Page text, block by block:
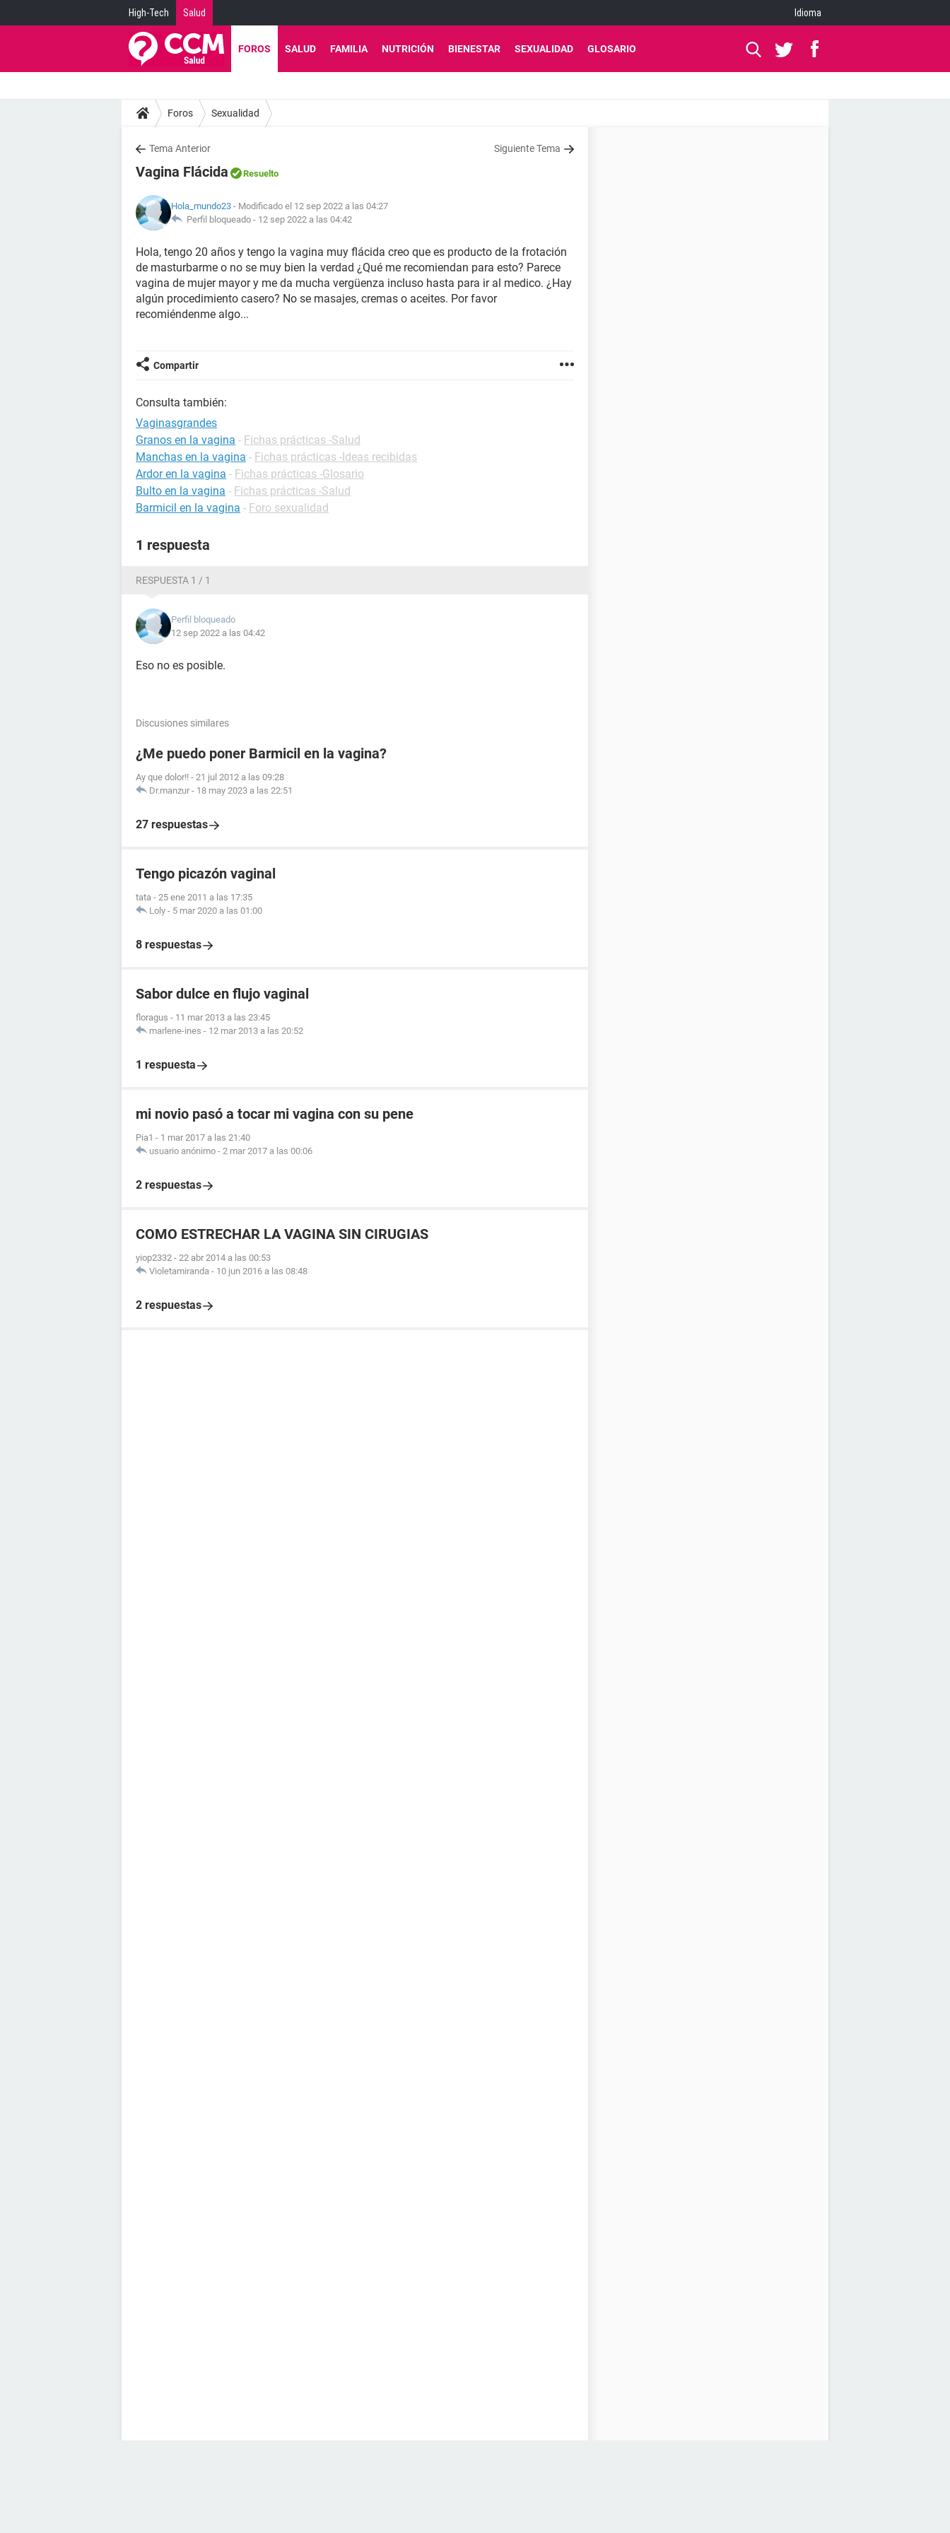
High-Tech Salud Idioma
FOROS SALUD FAMILIA NUTRICIÓN BIENESTAR SEXUALIDAD GLOSARIO
Foros Sexualidad
Tema Anterior Siguiente Tema
Vagina Flácida Resuelto
Hola_mundo23 - Modificado el 12 sep 2022 a las 04:27
Perfil bloqueado - 12 sep 2022 a las 04:42
Hola, tengo 20 años y tengo la vagina muy flácida creo que es producto de la frotación
de masturbarme o no se muy bien la verdad ¿Qué me recomiendan para esto? Parece
vagina de mujer mayor y me da mucha vergüenza incluso hasta para ir al medico. ¿Hay
algún procedimiento casero? No se masajes, cremas o aceites. Por favor
recomiéndenme algo...
Compartir
Consulta también:
Vaginasgrandes
Granos en la vagina - Fichas prácticas -Salud
Manchas en la vagina - Fichas prácticas -Ideas recibidas
Ardor en la vagina - Fichas prácticas -Glosario
Bulto en la vagina - Fichas prácticas -Salud
Barmicil en la vagina - Foro sexualidad
1 respuesta
RESPUESTA 1 / 1
Perfil bloqueado
12 sep 2022 a las 04:42
Eso no es posible.
Discusiones similares
¿Me puedo poner Barmicil en la vagina?
Ay que dolor!! - 21 jul 2012 a las 09:28
Dr.manzur - 18 may 2023 a las 22:51
27 respuestas
Tengo picazón vaginal
tata - 25 ene 2011 a las 17:35
Loly - 5 mar 2020 a las 01:00
8 respuestas
Sabor dulce en flujo vaginal
floragus - 11 mar 2013 a las 23:45
marlene-ines - 12 mar 2013 a las 20:52
1 respuesta
mi novio pasó a tocar mi vagina con su pene
Pia1 - 1 mar 2017 a las 21:40
usuario anónimo - 2 mar 2017 a las 00:06
2 respuestas
COMO ESTRECHAR LA VAGINA SIN CIRUGIAS
yiop2332 - 22 abr 2014 a las 00:53
Violetamiranda - 10 jun 2016 a las 08:48
2 respuestas